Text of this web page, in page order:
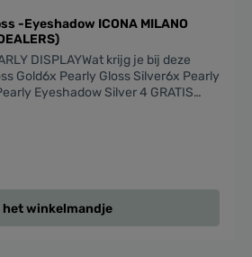
ICONA MILANO
DISPLAYWat krijg je bij deze
Gold6x Pearly Gloss Silver6x Pearly
Eyeshadow Silver 4 GRATIS
het winkelmandje